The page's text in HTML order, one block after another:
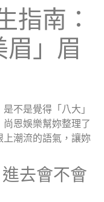
指南：
」眉
不是覺得「八大」
尚恩娛樂幫妳整理了
潮流的語氣，讓妳
去會不會